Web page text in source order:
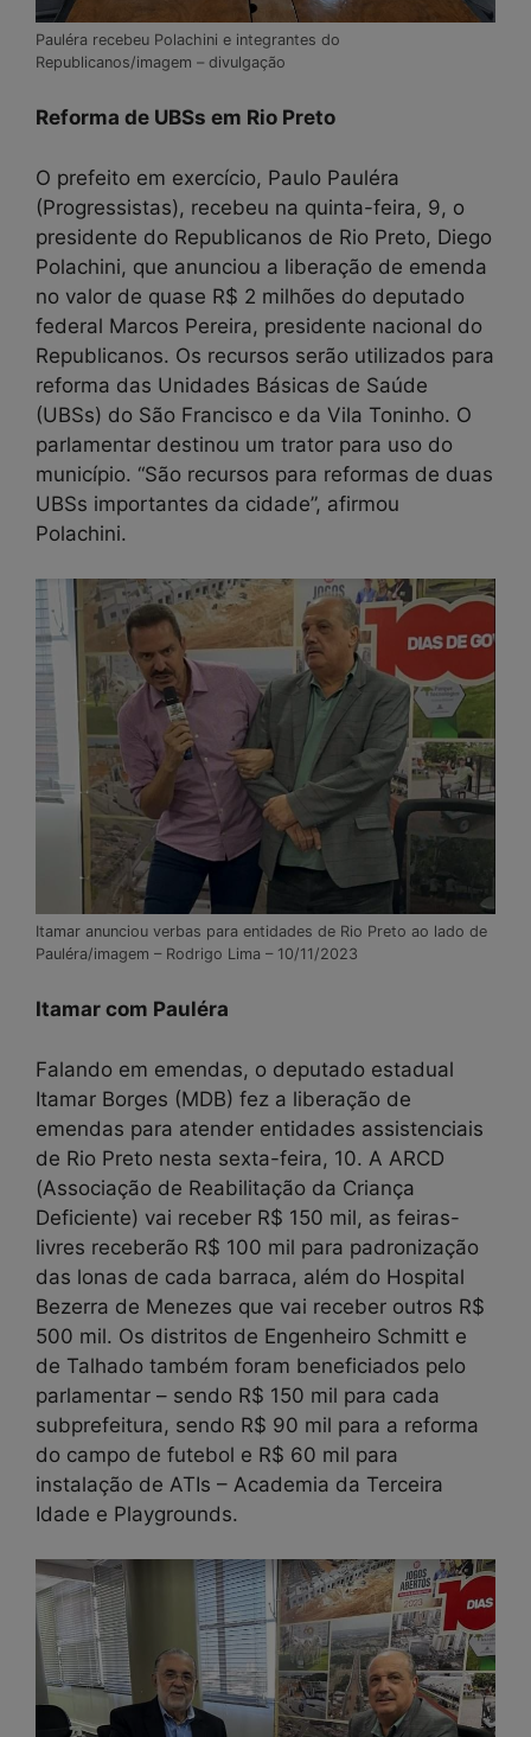
Pauléra recebeu Polachini e integrantes do
Republicanos/imagem – divulgação
Reforma de UBSs em Rio Preto
O prefeito em exercício, Paulo Pauléra
(Progressistas), recebeu na quinta-feira, 9, o
presidente do Republicanos de Rio Preto, Diego
Polachini, que anunciou a liberação de emenda
no valor de quase R$ 2 milhões do deputado
federal Marcos Pereira, presidente nacional do
Republicanos. Os recursos serão utilizados para
reforma das Unidades Básicas de Saúde
(UBSs) do São Francisco e da Vila Toninho. O
parlamentar destinou um trator para uso do
município. “São recursos para reformas de duas
UBSs importantes da cidade”, afirmou
Polachini.
Itamar anunciou verbas para entidades de Rio Preto ao lado de
Pauléra/imagem – Rodrigo Lima – 10/11/2023
Itamar com Pauléra
Falando em emendas, o deputado estadual
Itamar Borges (MDB) fez a liberação de
emendas para atender entidades assistenciais
de Rio Preto nesta sexta-feira, 10. A ARCD
(Associação de Reabilitação da Criança
Deficiente) vai receber R$ 150 mil, as feiras-
livres receberão R$ 100 mil para padronização
das lonas de cada barraca, além do Hospital
Bezerra de Menezes que vai receber outros R$
500 mil. Os distritos de Engenheiro Schmitt e
de Talhado também foram beneficiados pelo
parlamentar – sendo R$ 150 mil para cada
subprefeitura, sendo R$ 90 mil para a reforma
do campo de futebol e R$ 60 mil para
instalação de ATIs – Academia da Terceira
Idade e Playgrounds.